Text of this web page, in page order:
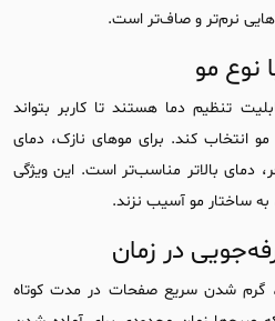
نرم‌تر و صاف‌تر است.
نوع مو
تنظیم دما هستند تا کاربر بتواند
انتخاب کند. برای موهای نازک، دمای
دمای بالاتر مناسب‌تر است. این ویژگی
ساختار مو آسیب نزند.
در زمان
گرم شدن سریع صفحات در مدت کوتاه